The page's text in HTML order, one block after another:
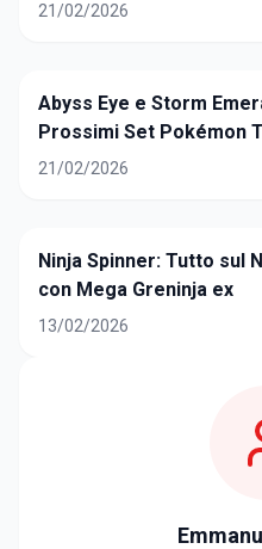
21/02/2026
Abyss Eye e Storm
Prossimi Set Pokémon
21/02/2026
Ninja Spinner: Tutto sul
con Mega Greninja ex
13/02/2026